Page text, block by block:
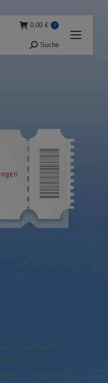
0,00 € 0
Suche:
Suche
mit mindestens
Kind bis
Personenkreis